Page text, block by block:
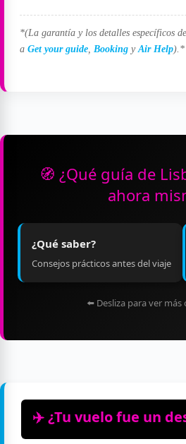
*(La garantía y los detalles específicos
aGet your guide Booking yAir Help).*
🧭 ¿Qué guía de
ahora
¿Qué saber?
Consejos prácticos antes del viaje
⬅️ Desliza para ver
✈️ ¿Tu vuelo fue un